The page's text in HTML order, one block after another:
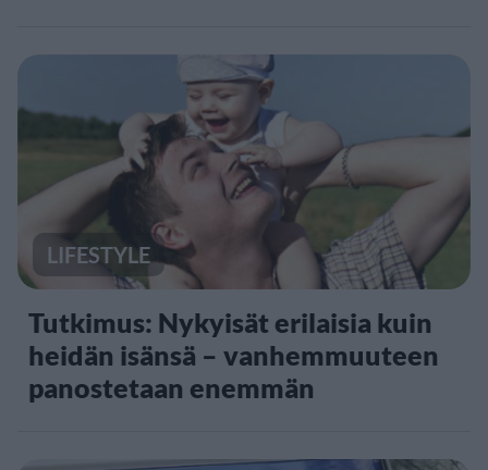
LIFESTYLE
Tutkimus: Nykyisät erilaisia kuin
heidän isänsä – vanhemmuuteen
panostetaan enemmän